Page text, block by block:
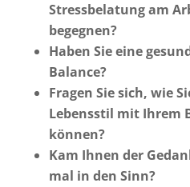
Stressbelatung am
begegnen?
Haben Sie eine
Balance?
Fragen Sie sich, wie
Lebensstil mit Ihrem
können?
Kam Ihnen der
mal in den Sinn?